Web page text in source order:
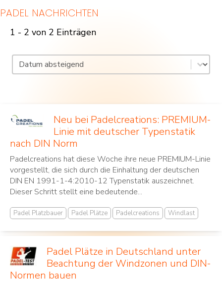
PADEL NACHRICHTEN
1 - 2 von 2 Einträgen
Sortierung nach Datum
Inhalt sortieren
Neu bei Padelcreations: PREMIUM-
Linie mit deutscher Typenstatik
nach DIN Norm
Padelcreations hat diese Woche ihre neue PREMIUM-Linie
vorgestellt, die sich durch die Einhaltung der deutschen
DIN EN 1991-1-4:2010-12 Typenstatik auszeichnet.
Dieser Schritt stellt eine bedeutende...
Padel Platzbauer Padel Plätze Padelcreations Windlast
Padel Plätze in Deutschland unter
Beachtung der Windzonen und DIN-
Normen bauen